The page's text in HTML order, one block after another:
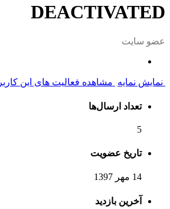
DEACTIVATED
عضو سایت
نمایش نمایه مشاهده فعالیت های این کاربر
تعداد ارسال‌ها
5
تاریخ عضویت
14 مهر 1397
آخرین بازدید